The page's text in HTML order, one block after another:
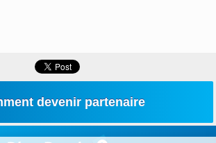
devenir partenaire